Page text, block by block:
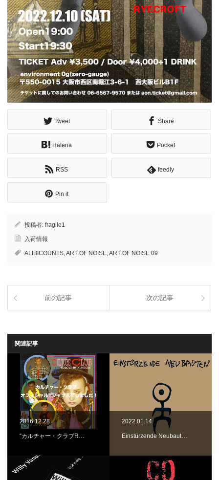
Tweet Share
Hatena Pocket
RSS feedly
Pin it
投稿者: fragile1
入荷情報
ALIBICOUNTS ART OF NOISE ART OF NOISE 09
前の記事 次の記事
関連記事
2016.12.28
“カルチャー・クラブR…
2022.01.14
Einstürzende Neubaut…